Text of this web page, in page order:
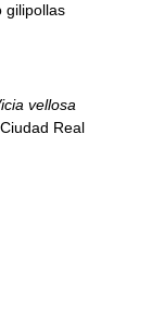
gilipollas
vellosa
Real